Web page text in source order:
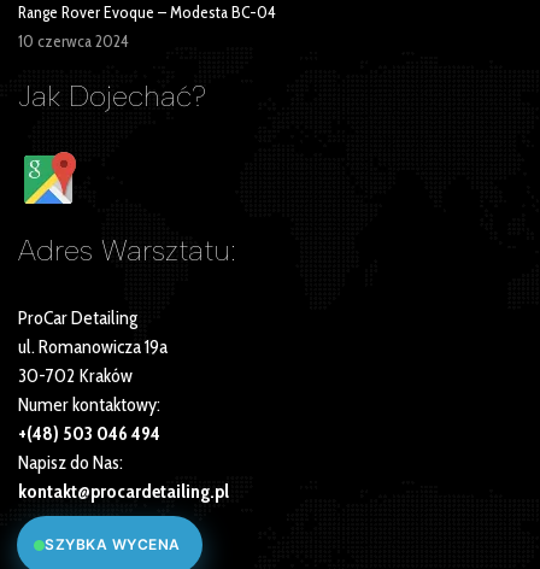
Range Rover Evoque – Modesta BC-04
10 czerwca 2024
Jak Dojechać?
Adres Warsztatu:
ProCar Detailing
ul. Romanowicza 19a
30-702 Kraków
Numer kontaktowy:
+(48) 503 046 494
Napisz do Nas:
kontakt@procardetailing.pl
SZYBKA WYCENA